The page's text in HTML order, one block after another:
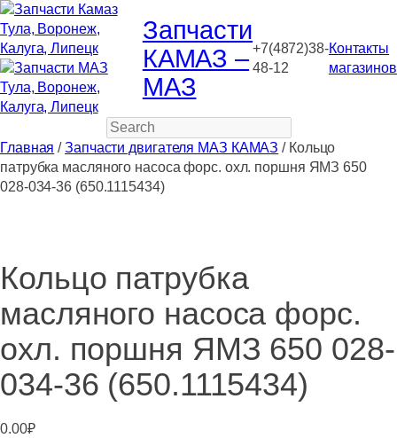
Запчасти
КАМАЗ –
МАЗ
+7(4872)38-
48-12
Контакты
магазинов
Search
Главная /Запчасти двигателя МАЗ КАМАЗ / Кольцо
патрубка масляного насоса форс. охл. поршня ЯМЗ 650
028-034-36 (650.1115434)
Кольцо патрубка
масляного насоса форс.
охл. поршня ЯМЗ 650 028-
034-36 (650.1115434)
0.00₽